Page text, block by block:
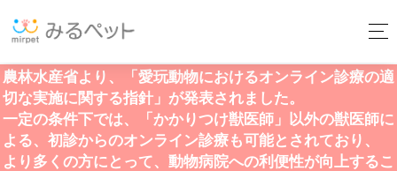
農林水産省より、「愛玩動物におけるオンライン診療の適
切な実施に関する指針」が発表されました。
一定の条件下では、「かかりつけ獣医師」以外の獣医師に
よる、初診からのオンライン診療も可能とされており、
より多くの方にとって、動物病院への利便性が向上するこ